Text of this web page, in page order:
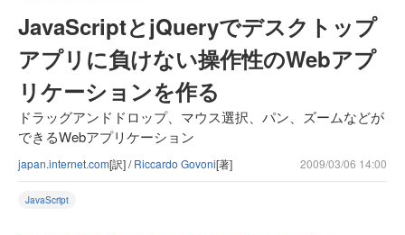
JavaScriptとjQueryでデスクトップ
アプリに負けない操作性のWebアプ
リケーションを作る
ドラッグアンドドロップ、マウス選択、パン、ズームなどが
できるWebアプリケーション
japan.internet.com[訳] /Riccardo Govoni[著] 2009/03/06 14:00
JavaScript